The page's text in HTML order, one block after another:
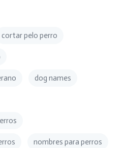
cortar pelo perro
dog names
nombres para perros